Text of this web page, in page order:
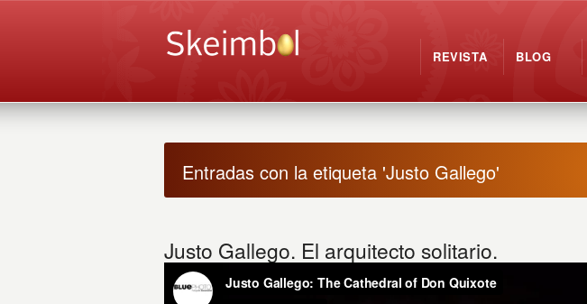
REVISTA BLOG
Entradas con la etiqueta 'Justo Gallego'
Justo Gallego. El arquitecto solitario.